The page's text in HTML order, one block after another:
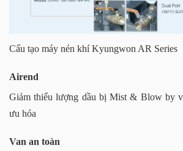
Cấu tạo máy nén khí Kyungwon AR Series
Airend
Giảm thiểu lượng dầu bị Mist & Blow by
ưu hóa
Van an toàn